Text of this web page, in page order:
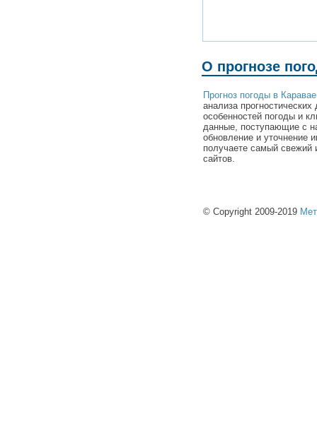
О прогнозе
Прогноз погоды в
анализа
особенностей погоды и
данные, поступающие с
обновление и уточнение
получаете самый свежий
сайтов.
© Copyright 2009-2019